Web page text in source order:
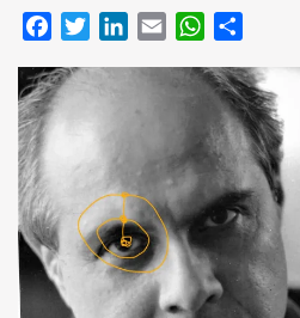
FacebookTwitterLinkedIn
Email WhatsApp